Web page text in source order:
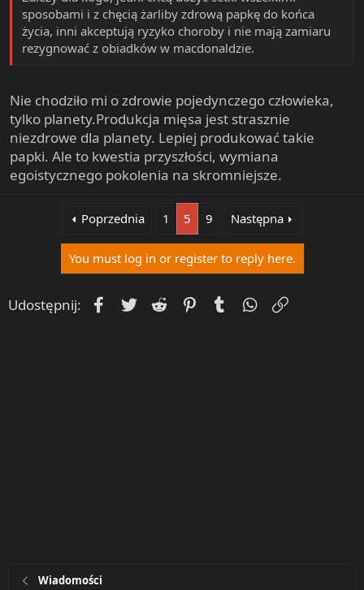
sposobami i z chęcią żarliby zdrową papkę do końca
życia, inni akceptują ryzyko choroby i nie mają zamiaru
rezygnować z obiadków w macdonaldzie.
Nie chodziło mi o zdrowie pojedynczego człowieka,
tylko planety.Produkcja mięsa jest strasznie
niezdrowe dla planety. Lepiej produkować takie
papki. Ale to kwestia przyszłości, wymiana
egoistycznego pokolenia na skromniejsze.
Poprzednia 1 5 9 Następna
You must log in or register to reply here.
Udostępnij: Facebook
Twitter Reddit PinterestTumblrWhatsApp
Wiadomości